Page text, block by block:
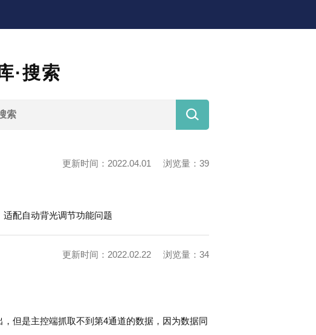
·搜索

浏览量：39
更新时间：2022.04.01
适配自动背光调节功能问题
浏览量：34
更新时间：2022.02.22
但是主控端抓取不到第4通道的数据，因为数据同